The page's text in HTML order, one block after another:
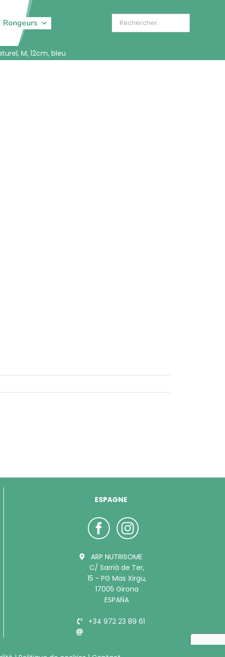
Rongeurs
M, 12cm, bleu
ESPAGNE
ARP NUTRISOME
C/ Sarrià de Ter,
15 - PG Mas Xirgu,
17005 Girona
ESPAÑA
+34 972 23 89 61